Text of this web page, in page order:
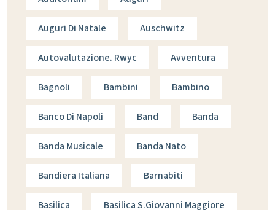
Auguri Di Natale Auschwitz
Autovalutazione. Rwyc Avventura
Bagnoli Bambini Bambino
Banco Di Napoli Band Banda
Banda Musicale Banda Nato
Bandiera Italiana Barnabiti
Basilica Basilica S.giovanni Maggiore